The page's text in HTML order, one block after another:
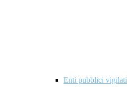
Enti pubblici vigilati